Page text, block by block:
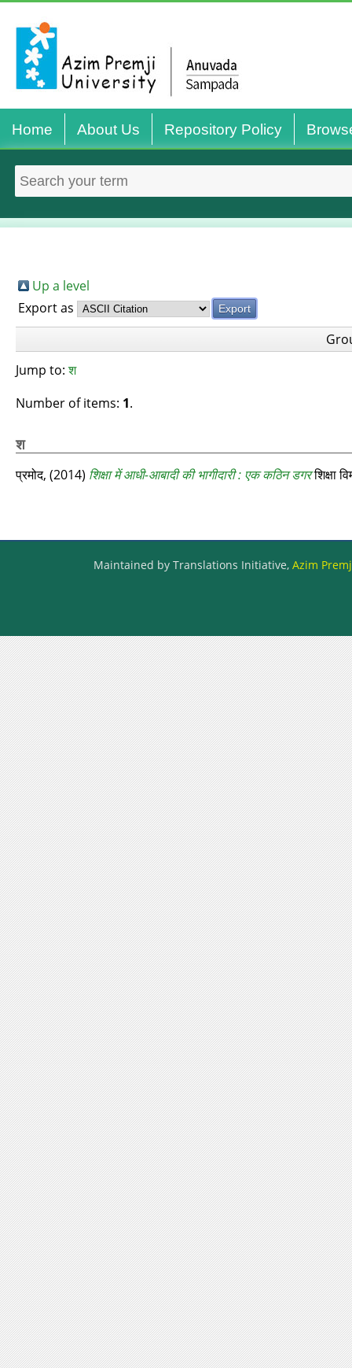
Home About Us Repository Policy
Up a level
Export as
Jump to:श
Number of items: 1.
श
प्रमोद, (2014) शिक्षा में आधी-आबादी की भागीदारी : एक कठिन डगरशिक्षा
Maintained by Translations Initiative, Azim